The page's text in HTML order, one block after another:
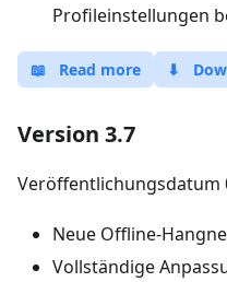
Profileinstellungen
📖 Read more ⬇
Version 3.7
Veröffentlichungsdatum
Neue Offline-
Vollständige